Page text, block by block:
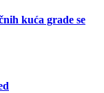
kuća grade se